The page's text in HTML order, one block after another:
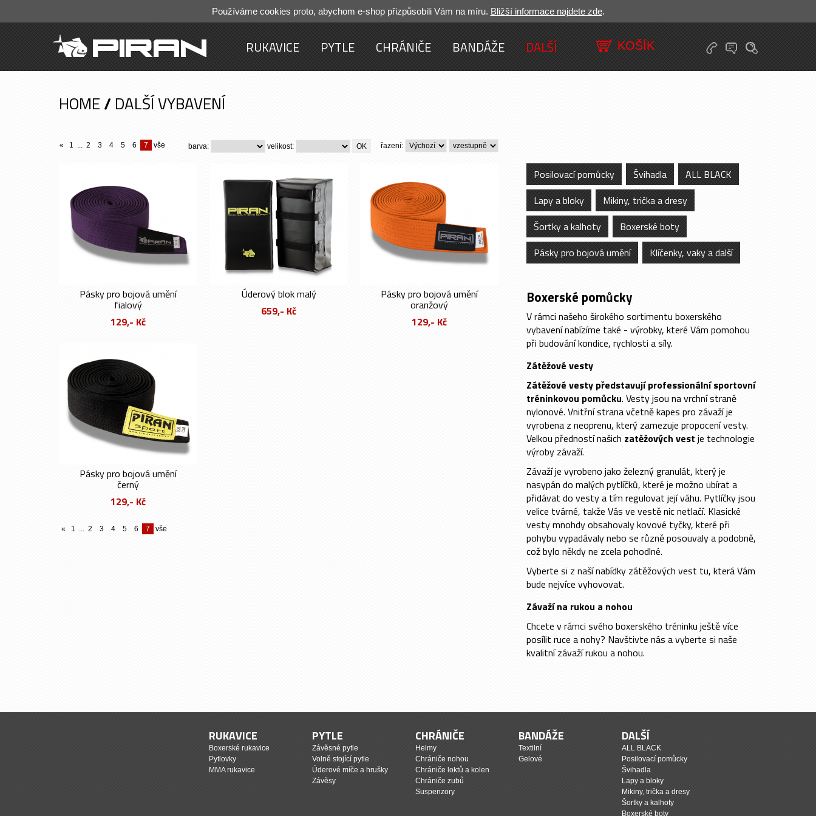
Používáme cookies proto, abychom e-shop přizpůsobili Vám na míru. Bližší informace najdete zde.
RUKAVICE PYTLE CHRÁNIČE BANDÁŽE DALŠÍ
HOME / DALŠÍ VYBAVENÍ
« 1 ... 2 3 4 5 6 7 vše řazení:
barva: velikost:
Pásky pro bojová umění
fialový
129,- Kč
Úderový blok malý
659,- Kč
Pásky pro bojová umění
oranžový
129,- Kč
Pásky pro bojová umění
černý
129,- Kč
Posilovací pomůcky Švihadla
ALL BLACK
Lapy a bloky
Mikiny, trička a dresy
Šortky a kalhoty
Boxerské boty
Pásky pro bojová umění
Klíčenky, vaky a další
Boxerské pomůcky
V rámci našeho širokého sortimentu boxerského
vybavení nabízíme také - výrobky, které Vám pomohou
při budování kondice, rychlosti a síly.
Zátěžové vesty
Zátěžové vesty představují professionální sportovní
tréninkovou pomůcku. Vesty jsou na vrchní straně
nylonové. Vnitřní strana včetně kapes pro závaží je
vyrobena z neoprenu, který zamezuje propocení vesty.
Velkou předností našich zatěžových vest je technologie
výroby závaží.
Závaží je vyrobeno jako železný granulát, který je
nasypán do malých pytlíčků, které je možno ubírat a
přidávat do vesty a tím regulovat její váhu. Pytlíčky jsou
velice tvárné, takže Vás ve vestě nic netlačí. Klasické
vesty mnohdy obsahovaly kovové tyčky, které při
pohybu vypadávaly nebo se různě posouvaly a podobně,
což bylo někdy ne zcela pohodlné.
Vyberte si z naší nabídky zátěžových vest tu, která Vám
bude nejvíce vyhovovat.
Závaží na rukou a nohou
Chcete v rámci svého boxerského tréninku ještě více
posílit ruce a nohy? Navštivte nás a vyberte si naše
kvalitní závaží rukou a nohou.
« 1 ... 2 3 4 5 6 7 vše
RUKAVICE
Boxerské rukavice
Pytlovky
MMA rukavice
PYTLE
Závěsné pytle
Volně stojící pytle
Úderové míče a hrušky
Závěsy
CHRÁNIČE
Helmy
Chrániče nohou
Chrániče loktů a kolen
Chrániče zubů
Suspenzory
BANDÁŽE
Textilní
Gelové
DALŠÍ
ALL BLACK
Posilovací pomůcky
Švihadla
Lapy a bloky
Mikiny, trička a dresy
Šortky a kalhoty
Boxerské boty